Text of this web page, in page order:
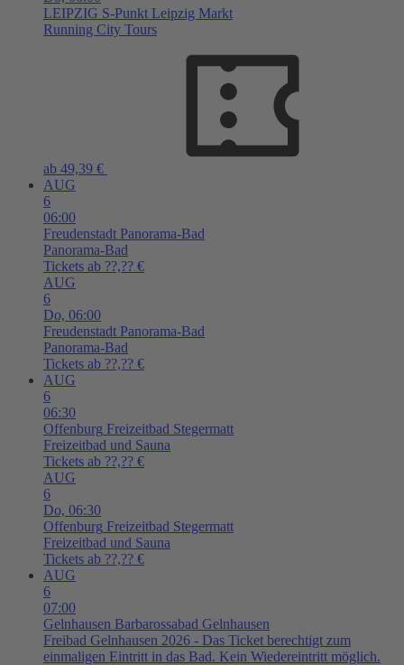
LEIPZIG S-Punkt Leipzig Markt
Running City Tours
ab 49,39 €
AUG
6
06:00
Freudenstadt Panorama-Bad
Panorama-Bad
Tickets ab ??,?? €
AUG
6
Do, 06:00
Freudenstadt Panorama-Bad
Panorama-Bad
Tickets ab ??,?? €
AUG
6
06:30
Offenburg Freizeitbad Stegermatt
Freizeitbad und Sauna
Tickets ab ??,?? €
AUG
6
Do, 06:30
Offenburg Freizeitbad Stegermatt
Freizeitbad und Sauna
Tickets ab ??,?? €
AUG
6
07:00
Gelnhausen Barbarossabad Gelnhausen
Freibad Gelnhausen 2026 - Das Ticket berechtigt zum
einmaligen Eintritt in das Bad. Kein Wiedereintritt möglich.